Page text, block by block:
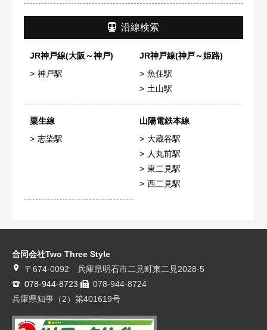
沿線検索
JR神戸線(大阪～神戸)
神戸駅
JR神戸線(神戸～姫路)
魚住駅
土山駅
粟生線
志染駅
山陽電鉄本線
大蔵谷駅
人丸前駅
東二見駅
西二見駅
合同会社Two Three Style
〒674-0092 兵庫県明石市二見町東二見2028-5
078-944-8723
078-944-8724
兵庫県知事（2）第401619号